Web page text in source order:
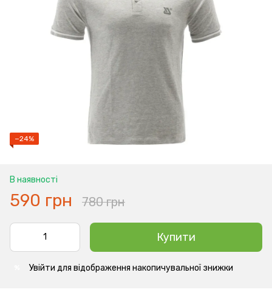
−24%
В наявності
590 грн 780 грн
Купити
Увійти для відображення накопичувальної знижки